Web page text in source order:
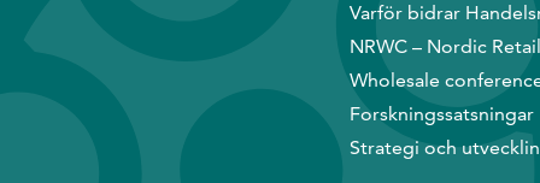
Forskningssatsningar
Kompetens och omställning
Varför bidrar
NRWC – Nordic
Wholesale
Forskningssatsningar
Strategi och